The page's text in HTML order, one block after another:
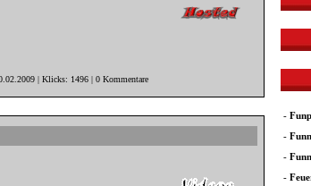
| Klicks: 1496 | 0 Kommentare
-
-
-
-